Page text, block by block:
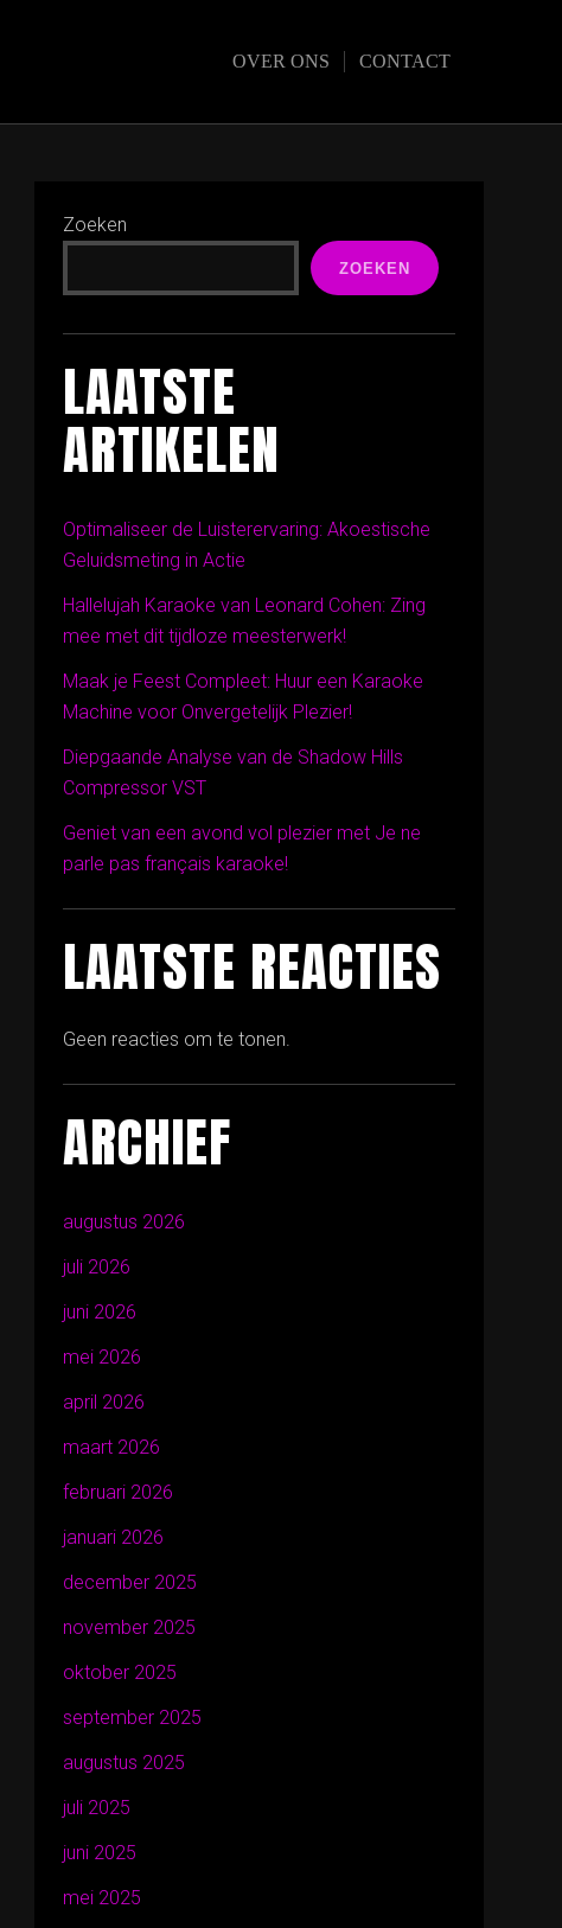
OVER ONS CONTACT
Zoeken
ZOEKEN
LAATSTE
ARTIKELEN
Optimaliseer de Luisterervaring: Akoestische
Geluidsmeting in Actie
Hallelujah Karaoke van Leonard Cohen: Zing
mee met dit tijdloze meesterwerk!
Maak je Feest Compleet: Huur een Karaoke
Machine voor Onvergetelijk Plezier!
Diepgaande Analyse van de Shadow Hills
Compressor VST
Geniet van een avond vol plezier met Je ne
parle pas français karaoke!
LAATSTE REACTIES
Geen reacties om te tonen.
ARCHIEF
augustus 2026
juli 2026
juni 2026
mei 2026
april 2026
maart 2026
februari 2026
januari 2026
december 2025
november 2025
oktober 2025
september 2025
augustus 2025
juli 2025
juni 2025
mei 2025